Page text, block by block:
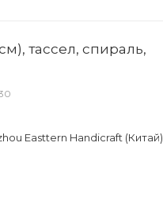
тассел, спираль,
Easttern Handicraft (Китай)